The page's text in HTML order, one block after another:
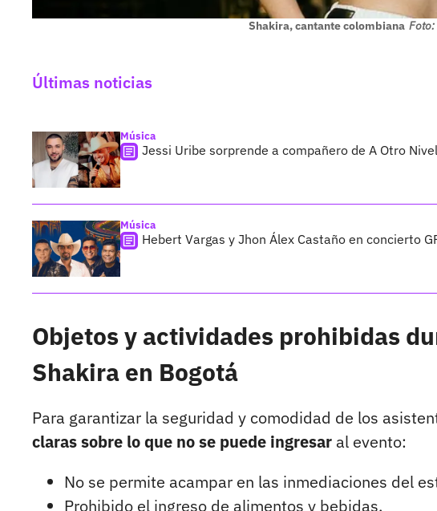
Shakira, cantante colombiana
Últimas noticias
Música
Jessi Uribe sorprende a compañero de A Otro
Música
Hebert Vargas y Jhon Álex Castaño en concierto
Objetos y actividades prohibidas
Shakira en Bogotá
Para garantizar la seguridad y comodidad de los
claras sobre lo que no se puede ingresar al evento:
No se permite acampar en las inmediaciones del
Prohibido el ingreso de alimentos y bebidas.